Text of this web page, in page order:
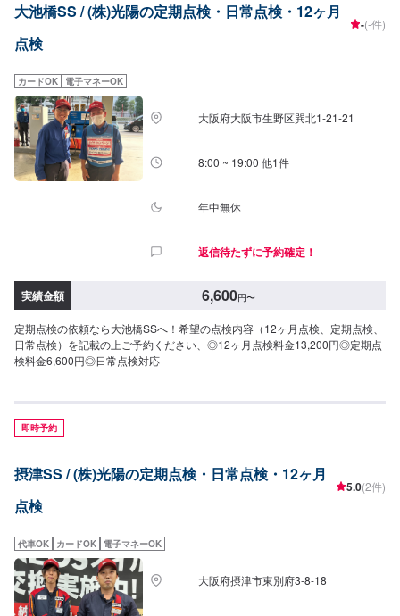
大池橋SS / (株)光陽の定期点検・日常点検・12ヶ月
点検
-(-件)
カードOK 電子マネーOK
大阪府大阪市生野区巽北1-21-21
8:00 ~ 19:00 他1件
年中無休
返信待たずに予約確定！
実績金額 6,600円〜
定期点検の依頼なら大池橋SSへ！希望の点検内容（12ヶ月点検、定期点検、
日常点検）を記載の上ご予約ください、◎12ヶ月点検料金13,200円◎定期点
検料金6,600円◎日常点検対応
即時予約
摂津SS / (株)光陽の定期点検・日常点検・12ヶ月
点検
5.0(2件)
代車OK カードOK 電子マネーOK
大阪府摂津市東別府3-8-18